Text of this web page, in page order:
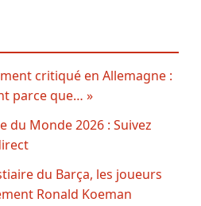
critiqué en Allemagne :
parce que… »
du Monde 2026 : Suivez
du Barça, les joueurs
Ronald Koeman